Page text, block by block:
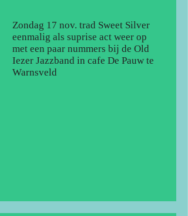
Zondag 17 nov. trad Sweet Silver
eenmalig als suprise act weer op
met een paar nummers bij de Old
Iezer Jazzband in cafe De Pauw te
Warnsveld